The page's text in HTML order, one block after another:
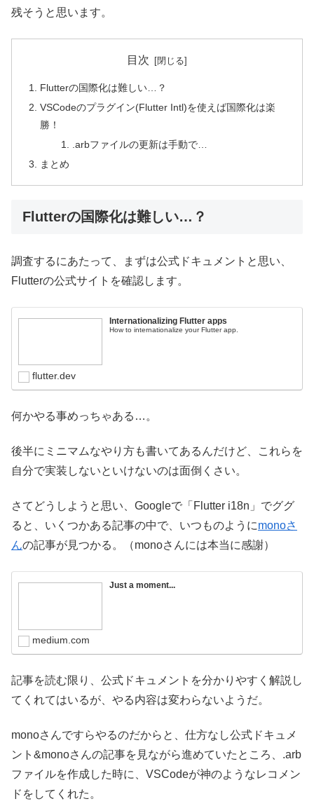
残そうと思います。
目次
Flutterの国際化は難しい…？
VSCodeのプラグイン(Flutter Intl)を使えば国際化は楽
勝！
.arbファイルの更新は手動で…
まとめ
Flutterの国際化は難しい…？
調査するにあたって、まずは公式ドキュメントと思い、
Flutterの公式サイトを確認します。
Internationalizing Flutter apps
How to internationalize your Flutter app.
flutter.dev
何かやる事めっちゃある…。
後半にミニマムなやり方も書いてあるんだけど、これらを
自分で実装しないといけないのは面倒くさい。
さてどうしようと思い、Googleで「Flutter i18n」でググ
ると、いくつかある記事の中で、いつものようにmonoさ
んの記事が見つかる。（monoさんには本当に感謝）
Just a moment...
medium.com
記事を読む限り、公式ドキュメントを分かりやすく解説し
てくれてはいるが、やる内容は変わらないようだ。
monoさんですらやるのだからと、仕方なし公式ドキュメ
ント&monoさんの記事を見ながら進めていたところ、.arb
ファイルを作成した時に、VSCodeが神のようなレコメン
ドをしてくれた。